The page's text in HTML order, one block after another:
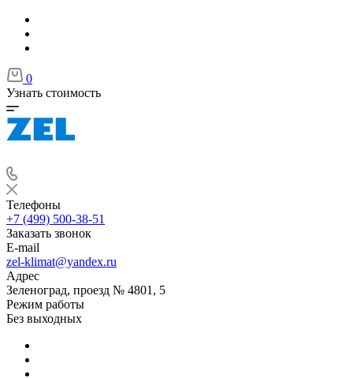
0
Узнать стоимость
Телефоны
+7 (499) 500-38-51
Заказать звонок
E-mail
zel-klimat@yandex.ru
Адрес
Зеленоград, проезд № 4801, 5
Режим работы
Без выходных